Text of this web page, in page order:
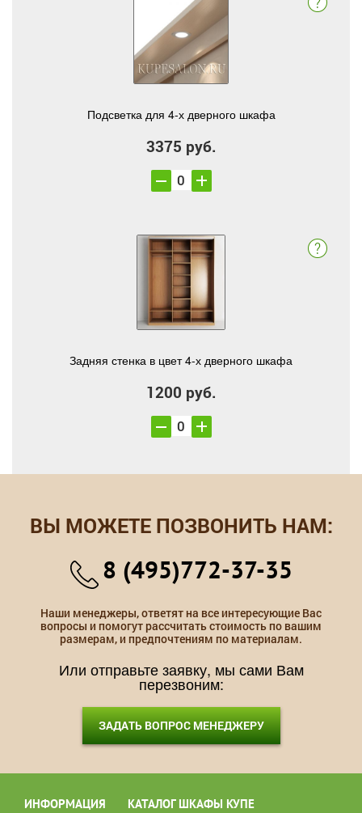
Подсветка для 4-х дверного шкафа
3375 руб.
Задняя стенка в цвет 4-х дверного шкафа
1200 руб.
ВЫ МОЖЕТЕ ПОЗВОНИТЬ НАМ:
8 (495)772-37-35
Наши менеджеры, ответят на все интересующие Вас
вопросы и помогут рассчитать стоимость по вашим
размерам, и предпочтениям по материалам.
Или отправьте заявку, мы сами Вам
перезвоним:
ЗАДАТЬ ВОПРОС МЕНЕДЖЕРУ
ИНФОРМАЦИЯ КАТАЛОГ ШКАФЫ КУПЕ